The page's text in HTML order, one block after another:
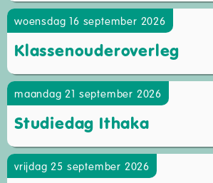
woensdag 16 september 2026
Klassenouderoverleg
maandag 21 september 2026
Studiedag Ithaka
vrijdag 25 september 2026